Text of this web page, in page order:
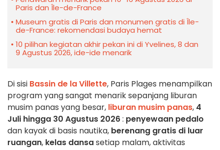
Paris dan Île-de-France
Museum gratis di Paris dan monumen gratis di Île-
de-France: rekomendasi budaya hemat
10 pilihan kegiatan akhir pekan ini di Yvelines, 8 dan
9 Agustus 2026, ide-ide menarik
Di sisi Bassin de la Villette, Paris Plages menampilkan
program yang sangat menarik sepanjang liburan
musim panas yang besar, liburan musim panas, 4
Juli hingga 30 Agustus 2026: penyewaan pedalo
dan kayak di basis nautika, berenang gratis di luar
ruangan, kelas dansasetiap malam, aktivitas